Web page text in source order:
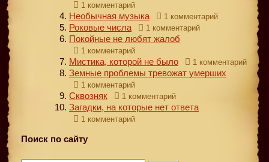
1 комментарий
Необычная музыка 1 комментарий
Роковые числа 1 комментарий
Покойные не любят жалоб
1 комментарий
Мистика, которой не было 1 комментарий
Земные проблемы тревожат умерших
1 комментарий
Сквозняк 1 комментарий
Загадки, на которые нет ответа
1 комментарий
Поиск по сайту